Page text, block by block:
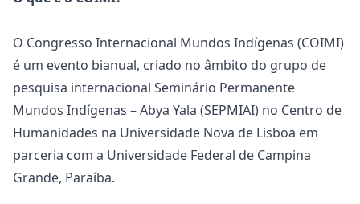
O Congresso Internacional Mundos Indígenas (COIMI)
é um evento bianual, criado no âmbito do grupo de
pesquisa internacional Seminário Permanente
Mundos Indígenas – Abya Yala (SEPMIAI) no Centro de
Humanidades na Universidade Nova de Lisboa em
parceria com a Universidade Federal de Campina
Grande, Paraíba.